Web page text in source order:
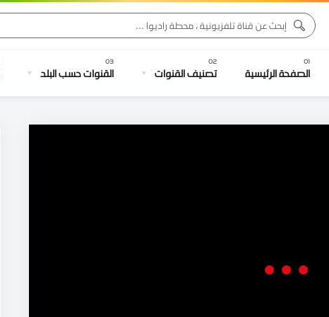
الصفحة الرئيسية تصنيف القنوات القنوات حسب البلد